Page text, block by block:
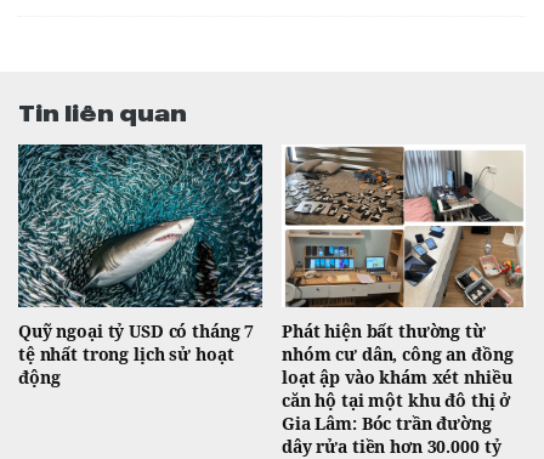
Tin liên quan
Quỹ ngoại tỷ USD có tháng 7
tệ nhất trong lịch sử hoạt
động
Phát hiện bất thường từ
nhóm cư dân, công an đồng
loạt ập vào khám xét nhiều
căn hộ tại một khu đô thị ở
Gia Lâm: Bóc trần đường
dây rửa tiền hơn 30.000 tỷ